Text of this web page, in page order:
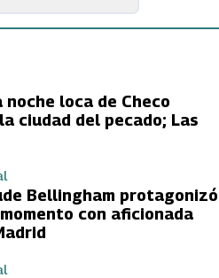
noche loca de Checo
ciudad del pecado; Las
Bellingham protagonizó
con aficionada